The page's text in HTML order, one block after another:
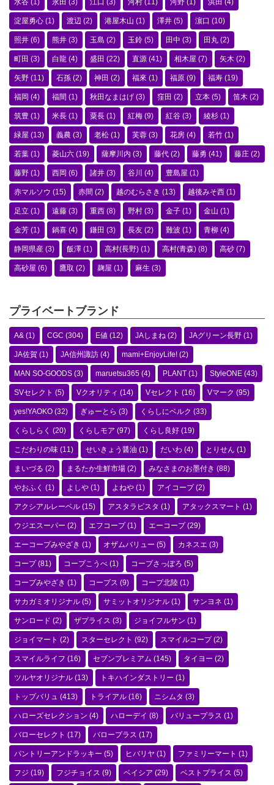
水谷 (1) 永田 (3) 江口 (3) 河村 (11) 河野 (1) 浜田 (4)
淀屋勇心 (1) 渡辺 (2) 港屋木山 (1) 澤井 (5) 濵口 (10)
照井 (6) 熊井 (3) 玉島 (2) 玉鈴 (5) 田中 (3) 田丸 (2)
町田 (3) 白龍 (4) 盛田 (22) 直源 (41) 相木屋 (7) 矢木 (2)
矢野 (11) 石孫 (2) 神田 (2) 福來 (1) 福原 (9) 福寿 (19)
福岡 (4) 福間 (1) 秋田なまはげ (3) 窪田 (2) 立本 (5) 笛木 (2)
筑豊 (1) 米長 (1) 粟長 (1) 紅梅 (9) 紅谷 (3) 綾杉 (1)
緑屋 (13) 義農 (3) 老松 (1) 芙蓉 (3) 花房 (4) 若竹 (1)
若葉 (1) 菱山六 (19) 薩摩川内 (3) 藤代 (2) 藤勇 (41) 藤庄 (2)
藤野 (1) 西岡 (6) 諸井 (3) 谷川 (4) 豊島屋 (1)
赤マルソウ (15) 赤間 (2) 越のむらさき (13) 越後みそ西 (1)
足立 (1) 遠藤 (3) 重西 (8) 野村 (3) 金子 (1) 金山 (1)
金芳 (1) 鍋喜 (4) 鎌田 (3) 長友 (2) 難波 (1) 青柳 (4)
静岡県産 (3) 飯澤 (1) 高村(長野) (1) 高村(青森) (8) 高砂 (7)
高砂屋 (6) 鷹取 (2) 麹屋 (1) 麻生 (3)
プライベートブランド
A& (1) CGC (304) E値 (12) JAしまね (2) JAグリーン長野 (1)
JA佐賀 (1) JA信州諏訪 (4) mami+EnjoyLife! (2)
MAN SO-GOODS (3) maruetsu365 (4) PLANT (1) StyleONE (43)
SVセレクト (5) Vクオリティ (14) Vセレクト (16) Vマーク (95)
yes!YAOKO (32) ぎゅーとら (3) くらしにベルク (33)
くらしらく (20) くらしモア (97) くらし良好 (19)
こだわりの味 (11) せいきょう醤油 (1) だいわ (4) とりせん (1)
まいづる (2) まるたか生鮮市場 (2) みなさまのお墨付き (88)
やおふく (1) よしや (1) よねや (1) アイコープ(2)
アクシアルレーベル (15) アスタラビスタ (1) アタックスマート (1)
ウジエスーパー (2) エフコープ(1) エーコープ(29)
エーコープみやざき (1) オザムバリュー (5) カネスエ (3)
コープ(81) コープこうべ (1) コープさっぽろ (5)
コープみやざき (1) コープス (9) コープ北陸 (1)
サカガミオリジナル (5) サミットオリジナル (1) サンヨネ (1)
サンロード (2) ザプライス (3) ジョイフルサン (1)
ジョイマート (2) スターセレクト (92) スマイルコープ(2)
スマイルライフ (16) セブンプレミアム (145) タイヨー (2)
ツルヤオリジナル (13) トキハインダストリー (1)
トップバリュ (413) トライアル (16) ニシムタ (3)
ハローズセレクション (4) ハローデイ (8) バリュープラス (1)
バローセレクト (17) バロープラス (17)
パントリーアンドラッキー (5) ヒバリヤ (1) ファミリーマート (1)
フジ (19) フジチョイス (9) ベイシア (29) ベストプライス (5)